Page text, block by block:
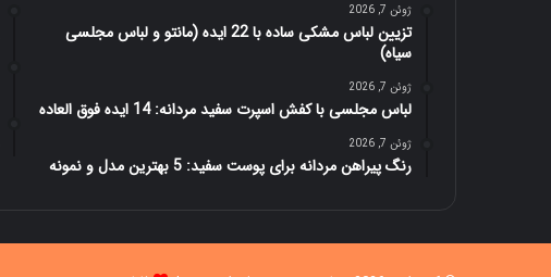
ژوئن 7, 2026
تزیین لباس مشکی ساده با 22 ایده (مانتو و لباس مجلسی
سیاه)
ژوئن 7, 2026
لباس مجلسی با کفش اسپرت سفید مردانه: 14 ایده فوق العاده
ژوئن 7, 2026
رنگ پیراهن مردانه برای پوست سفید: 5 بهترین مدل و نمونه